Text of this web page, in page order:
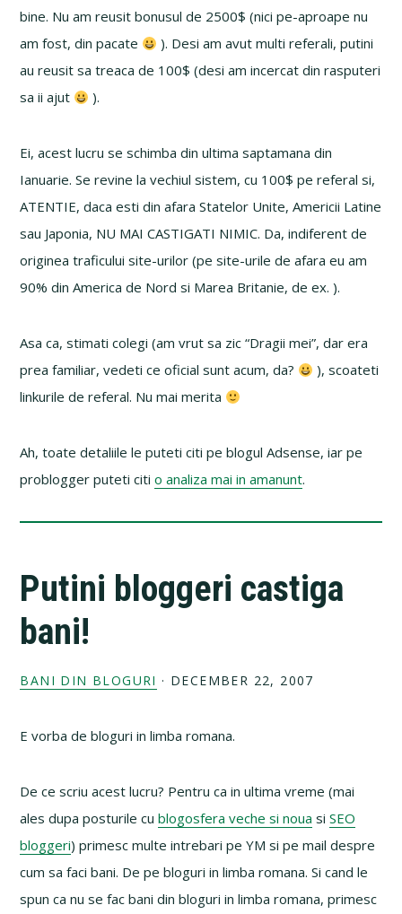
bine. Nu am reusit bonusul de 2500$ (nici pe-aproape nu
am fost, din pacate
). Desi am avut multi referali, putini
au reusit sa treaca de 100$ (desi am incercat din rasputeri
sa ii ajut
).
Ei, acest lucru se schimba din ultima saptamana din
Ianuarie. Se revine la vechiul sistem, cu 100$ pe referal si,
ATENTIE, daca esti din afara Statelor Unite, Americii Latine
sau Japonia, NU MAI CASTIGATI NIMIC. Da, indiferent de
originea traficului site-urilor (pe site-urile de afara eu am
90% din America de Nord si Marea Britanie, de ex. ).
Asa ca, stimati colegi (am vrut sa zic “Dragii mei”, dar era
prea familiar, vedeti ce oficial sunt acum, da?
), scoateti
linkurile de referal. Nu mai merita
Ah, toate detaliile le puteti citi pe blogul Adsense, iar pe
problogger puteti citio analiza mai in amanunt.
Putini bloggeri castiga
bani!
BANI DIN BLOGURI · DECEMBER 22, 2007
E vorba de bloguri in limba romana.
De ce scriu acest lucru? Pentru ca in ultima vreme (mai
ales dupa posturile cublogosfera veche si noua siSEO
bloggeri) primesc multe intrebari pe YM si pe mail despre
cum sa faci bani. De pe bloguri in limba romana. Si cand le
spun ca nu se fac bani din bloguri in limba romana, primesc